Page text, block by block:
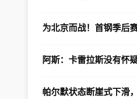
为北京而战！首钢季后
阿斯：卡雷拉斯没有怀
帕尔默状态断崖式下滑